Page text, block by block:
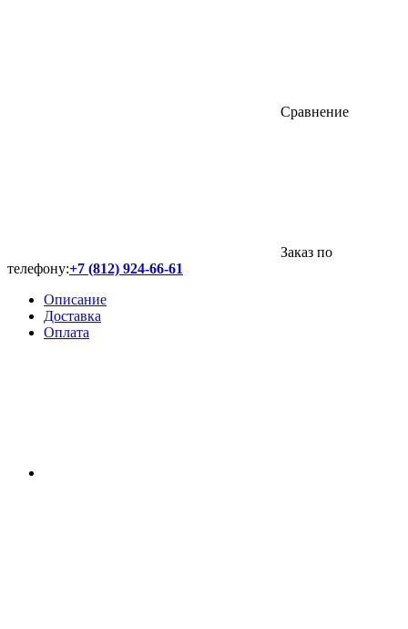
Сравнение
Заказ по
телефону:+7 (812) 924-66-61
Описание
Доставка
Оплата